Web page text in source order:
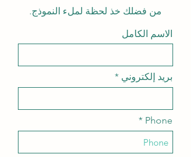
من فضلك خذ لحظة لملء النموذج.
الاسم الكامل
بريد إلكتروني
Phone